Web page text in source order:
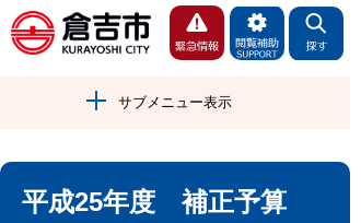
サブメニュー表示
平成25年度 補正予算